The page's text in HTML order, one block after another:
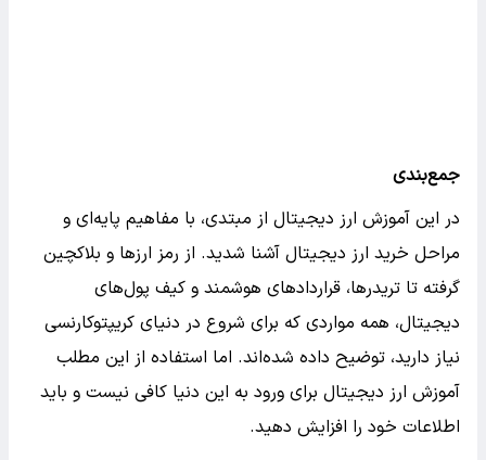
جمع‌بندی
در این آموزش ارز دیجیتال از مبتدی، با مفاهیم پایه‌ای و
مراحل خرید ارز دیجیتال آشنا شدید. از رمز ارزها و بلاکچین
گرفته تا تریدرها، قراردادهای هوشمند و کیف پول‌های
دیجیتال، همه مواردی که برای شروع در دنیای کریپتوکارنسی
نیاز دارید، توضیح داده شده‌اند. اما استفاده از این مطلب
آموزش ارز دیجیتال برای ورود به این دنیا کافی نیست و باید
اطلاعات خود را افزایش دهید.